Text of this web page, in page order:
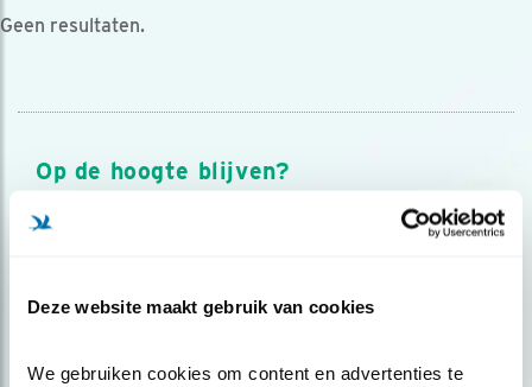
Deze website maakt gebruik van cookies
We gebruiken cookies om content en advertenties te
Geen resultaten.
Op de hoogte blijven?
Meld je aan en ontvang nieuws, inspiratie, acties en tips
over vogels en activiteiten van Vogelbescherming.